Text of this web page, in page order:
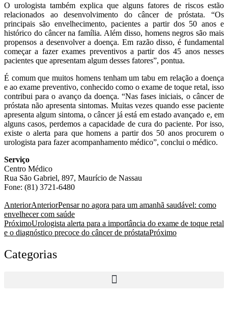
O urologista também explica que alguns fatores de riscos estão
relacionados ao desenvolvimento do câncer de próstata. “Os
principais são envelhecimento, pacientes a partir dos 50 anos e
histórico do câncer na família. Além disso, homens negros são mais
propensos a desenvolver a doença. Em razão disso, é fundamental
começar a fazer exames preventivos a partir dos 45 anos nesses
pacientes que apresentam algum desses fatores”, pontua.
É comum que muitos homens tenham um tabu em relação a doença
e ao exame preventivo, conhecido como o exame de toque retal, isso
contribui para o avanço da doença. “Nas fases iniciais, o câncer de
próstata não apresenta sintomas. Muitas vezes quando esse paciente
apresenta algum sintoma, o câncer já está em estado avançado e, em
alguns casos, perdemos a capacidade de cura do paciente. Por isso,
existe o alerta para que homens a partir dos 50 anos procurem o
urologista para fazer acompanhamento médico”, conclui o médico.
Serviço
Centro Médico
Rua São Gabriel, 897, Maurício de Nassau
Fone: (81) 3721-6480
AnteriorAnteriorPensar no agora para um amanhã saudável: como
envelhecer com saúde
PróximoUrologista alerta para a importância do exame de toque retal
e o diagnóstico precoce do câncer de próstataPróximo
Categorias